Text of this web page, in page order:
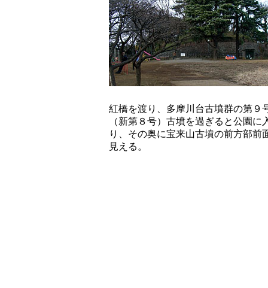
紅橋を渡り、多摩川台古墳群の第９
（新第８号）古墳を過ぎると公園に
り、その奥に宝来山古墳の前方部前
見える。